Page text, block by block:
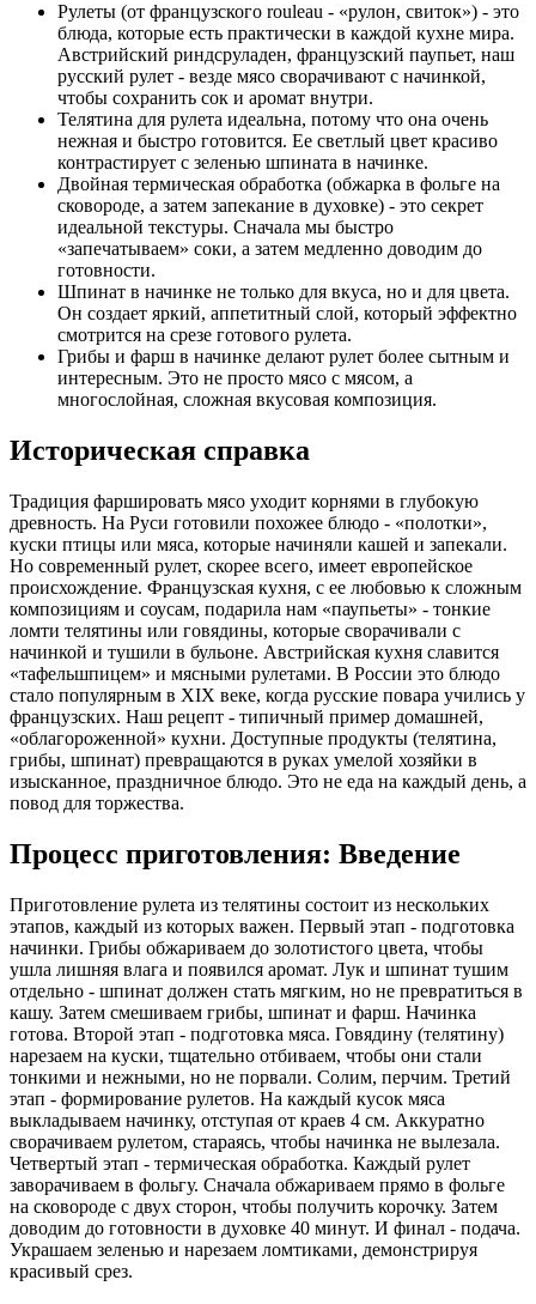
Рулеты (от французского rouleau - «рулон, свиток») - это
блюда, которые есть практически в каждой кухне мира.
Австрийский риндсруладен, французский паупьет, наш
русский рулет - везде мясо сворачивают с начинкой,
чтобы сохранить сок и аромат внутри.
Телятина для рулета идеальна, потому что она очень
нежная и быстро готовится. Ее светлый цвет красиво
контрастирует с зеленью шпината в начинке.
Двойная термическая обработка (обжарка в фольге на
сковороде, а затем запекание в духовке) - это секрет
идеальной текстуры. Сначала мы быстро
«запечатываем» соки, а затем медленно доводим до
готовности.
Шпинат в начинке не только для вкуса, но и для цвета.
Он создает яркий, аппетитный слой, который эффектно
смотрится на срезе готового рулета.
Грибы и фарш в начинке делают рулет более сытным и
интересным. Это не просто мясо с мясом, а
многослойная, сложная вкусовая композиция.
Историческая справка
Традиция фаршировать мясо уходит корнями в глубокую
древность. На Руси готовили похожее блюдо - «полотки»,
куски птицы или мяса, которые начиняли кашей и запекали.
Но современный рулет, скорее всего, имеет европейское
происхождение. Французская кухня, с ее любовью к сложным
композициям и соусам, подарила нам «паупьеты» - тонкие
ломти телятины или говядины, которые сворачивали с
начинкой и тушили в бульоне. Австрийская кухня славится
«тафельшпицем» и мясными рулетами. В России это блюдо
стало популярным в XIX веке, когда русские повара учились у
французских. Наш рецепт - типичный пример домашней,
«облагороженной» кухни. Доступные продукты (телятина,
грибы, шпинат) превращаются в руках умелой хозяйки в
изысканное, праздничное блюдо. Это не еда на каждый день, а
повод для торжества.
Процесс приготовления: Введение
Приготовление рулета из телятины состоит из нескольких
этапов, каждый из которых важен. Первый этап - подготовка
начинки. Грибы обжариваем до золотистого цвета, чтобы
ушла лишняя влага и появился аромат. Лук и шпинат тушим
отдельно - шпинат должен стать мягким, но не превратиться в
кашу. Затем смешиваем грибы, шпинат и фарш. Начинка
готова. Второй этап - подготовка мяса. Говядину (телятину)
нарезаем на куски, тщательно отбиваем, чтобы они стали
тонкими и нежными, но не порвали. Солим, перчим. Третий
этап - формирование рулетов. На каждый кусок мяса
выкладываем начинку, отступая от краев 4 см. Аккуратно
сворачиваем рулетом, стараясь, чтобы начинка не вылезала.
Четвертый этап - термическая обработка. Каждый рулет
заворачиваем в фольгу. Сначала обжариваем прямо в фольге
на сковороде с двух сторон, чтобы получить корочку. Затем
доводим до готовности в духовке 40 минут. И финал - подача.
Украшаем зеленью и нарезаем ломтиками, демонстрируя
красивый срез.